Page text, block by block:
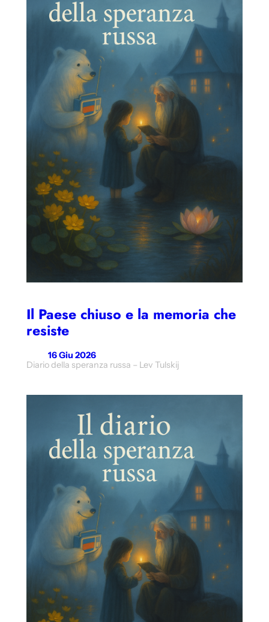
Il Paese chiuso e la memoria che
resiste
16 Giu 2026
Diario della speranza russa – Lev Tulskij